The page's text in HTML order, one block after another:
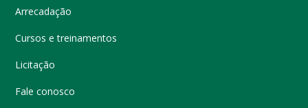
Arrecadação
Cursos e treinamentos
Licitação
Fale conosco